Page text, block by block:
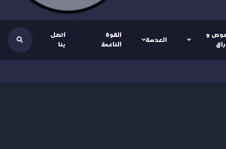
و
العدسة
القوة
الناعمة
اتصل
بنا